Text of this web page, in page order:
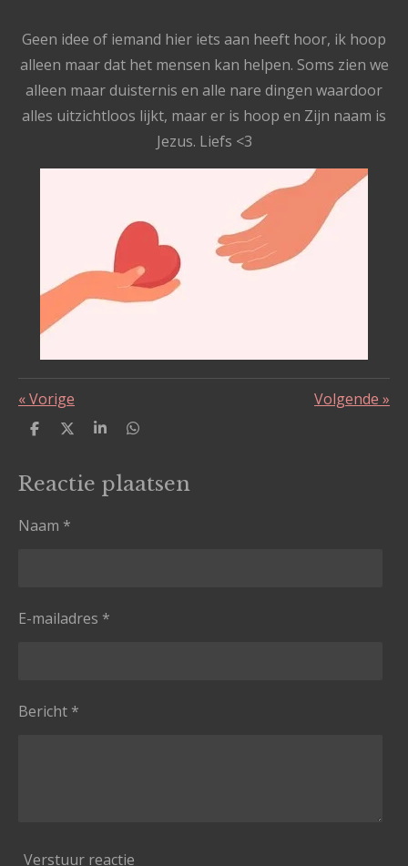
Geen idee of iemand hier iets aan heeft hoor, ik hoop
alleen maar dat het mensen kan helpen. Soms zien we
alleen maar duisternis en alle nare dingen waardoor
alles uitzichtloos lijkt, maar er is hoop en Zijn naam is
Jezus. Liefs <3
«Vorige Volgende »
D
e
n
D
l
S
r
e
D
e
n
Reactie plaatsen
Naam *
E-mailadres *
Bericht *
Verstuur reactie